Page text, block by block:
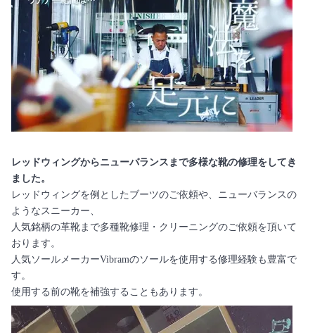
レッドウィングからニューバランスまで多様な靴の修理をしてき
ました。
レッドウィングを例としたブーツのご依頼や、ニューバランスの
ようなスニーカー、
人気銘柄の革靴まで多種靴修理・クリーニングのご依頼を頂いて
おります。
人気ソールメーカーVibramのソールを使用する修理経験も豊富で
す。
使用する前の靴を補強することもあります。